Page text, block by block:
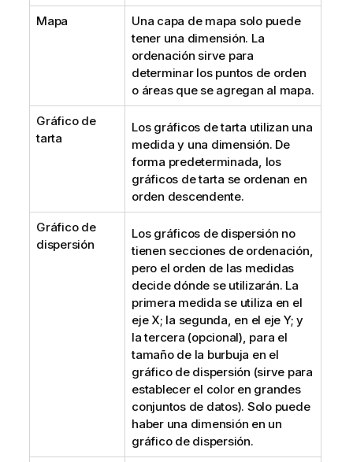
Mapa
Una capa de mapa solo puede
tener una dimensión. La
ordenación sirve para
determinar los puntos de orden
o áreas que se agregan al mapa.
Gráfico de
tarta
Los gráficos de tarta utilizan una
medida y una dimensión. De
forma predeterminada, los
gráficos de tarta se ordenan en
orden descendente.
Gráfico de
dispersión
Los gráficos de dispersión no
tienen secciones de ordenación,
pero el orden de las medidas
decide dónde se utilizarán. La
primera medida se utiliza en el
eje X; la segunda, en el eje Y; y
la tercera (opcional), para el
tamaño de la burbuja en el
gráfico de dispersión (sirve para
establecer el color en grandes
conjuntos de datos). Solo puede
haber una dimensión en un
gráfico de dispersión.